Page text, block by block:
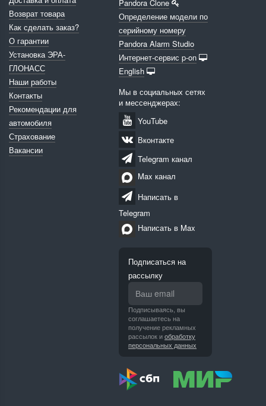
Возврат товара
Как сделать заказ?
О гарантии
Установка ЭРА-
ГЛОНАСС
Наши работы
Контакты
Рекомендации для
автомобиля
Страхование
Вакансии
Pandora Clone
Определение модели по
серийному номеру
Pandora Alarm Studio
Интернет-сервис p-on
English
Мы в социальных сетях
и мессенджерах:
YouTube
Вконтакте
Telegram канал
Max канал
Написать в
Telegram
Написать в Max
Подписаться на
рассылку
Подписываясь, вы
соглашаетесь на
получение рекламных
рассылок иобработку
персональных данных